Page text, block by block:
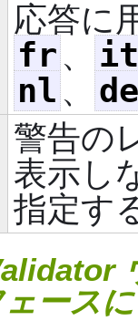
応答に
fr、it
nl 、de
警告の
表示し
指定す
ェース